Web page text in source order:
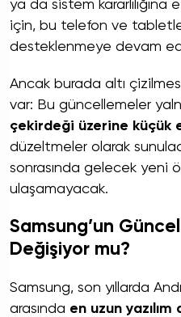
ya da sistem
için, bu telefon ve
desteklenmeye devam
Ancak burada altı
var: Bu güncellemeler
çekirdeği üzerine küçük
düzeltmeler olarak
sonrasında gelecek yeni
ulaşamayacak.
Samsung’un
Değişiyor mu?
Samsung, son yıllarda
arasında en uzun